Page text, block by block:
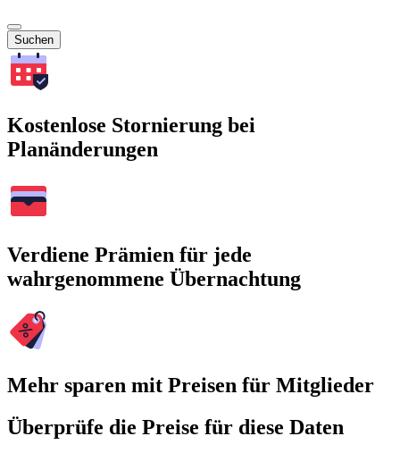
Suchen
Kostenlose Stornierung bei
Planänderungen
Verdiene Prämien für jede
wahrgenommene Übernachtung
Mehr sparen mit Preisen für Mitglieder
Überprüfe die Preise für diese Daten